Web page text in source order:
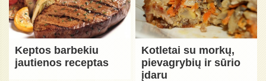
Keptos barbekiu
jautienos receptas
Kotletai su morkų,
pievagrybių ir sūrio
įdaru